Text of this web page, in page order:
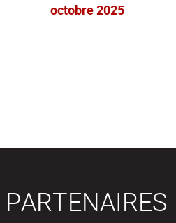
octobre 2025
PARTENAIRES